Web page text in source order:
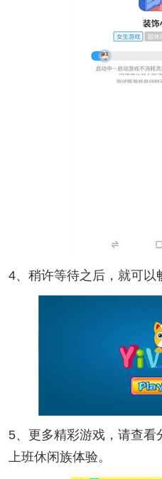
4、稍许等待之后，就可以
5、更多精彩游戏，请查
上班休闲族体验。